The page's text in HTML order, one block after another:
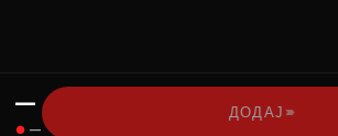
—
● —
ДОДАЈ ›››